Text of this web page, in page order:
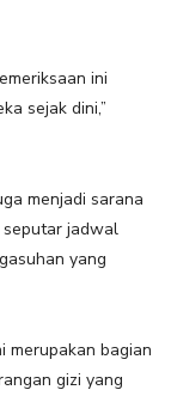
ini
sejak dini,”
menjadi sarana
seputar jadwal
yang
merupakan bagian
gizi yang